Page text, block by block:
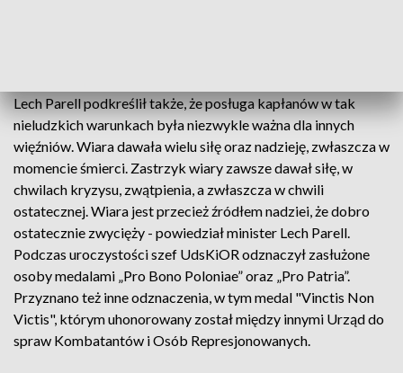
Lech Parell podkreślił także, że posługa kapłanów w tak
nieludzkich warunkach była niezwykle ważna dla innych
więźniów. Wiara dawała wielu siłę oraz nadzieję, zwłaszcza w
momencie śmierci. Zastrzyk wiary zawsze dawał siłę, w
chwilach kryzysu, zwątpienia, a zwłaszcza w chwili
ostatecznej. Wiara jest przecież źródłem nadziei, że dobro
ostatecznie zwycięży - powiedział minister Lech Parell.
Podczas uroczystości szef UdsKiOR odznaczył zasłużone
osoby medalami „Pro Bono Poloniae” oraz „Pro Patria”.
Przyznano też inne odznaczenia, w tym medal "Vinctis Non
Victis", którym uhonorowany został między innymi Urząd do
spraw Kombatantów i Osób Represjonowanych.